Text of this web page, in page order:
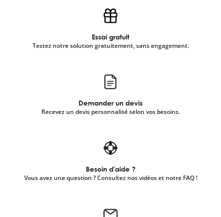
Essai gratuit
Testez notre solution gratuitement, sans engagement.
Demander un devis
Recevez un devis personnalisé selon vos besoins.
Besoin d'aide ?
Vous avez une question ? Consultez nos vidéos et notre FAQ !